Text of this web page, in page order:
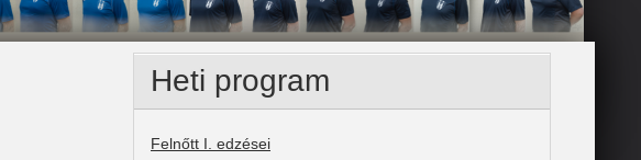
Heti program
Felnőtt I. edzései